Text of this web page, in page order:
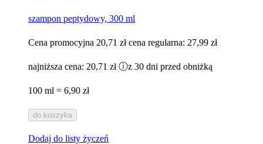
szampon peptydowy, 300 ml
Cena promocyjna 20,71 zł cena regularna: 27,99 zł
najniższa cena: 20,71 zł ⓘz 30 dni przed obniżką
100 ml = 6,90 zł
do koszyka
Dodaj do listy życzeń